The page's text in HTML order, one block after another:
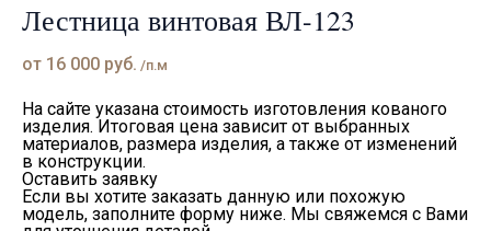
Лестница винтовая ВЛ-123
от 16 000 руб. /п.м
На сайте указана стоимость изготовления кованого
изделия. Итоговая цена зависит от выбранных
материалов, размера изделия, а также от изменений
в конструкции.
Оставить заявку
Если вы хотите заказать данную или похожую
модель, заполните форму ниже. Мы свяжемся с Вами